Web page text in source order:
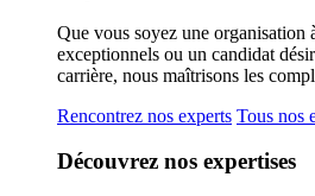
Que vous soyez une organisation
exceptionnels ou un candidat
carrière, nous maîtrisons les
Rencontrez nos experts Tous nos
Découvrez nos expertises